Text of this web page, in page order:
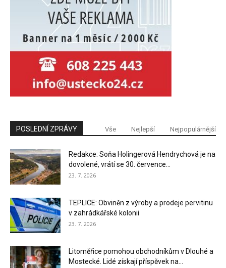
POSLEDNÍ ZPRÁVY Vše Nejlepší Nejpopulárnější
Redakce: Soňa Holingerová Hendrychová je na
dovolené, vrátí se 30. července...
23. 7. 2026
TEPLICE: Obviněn z výroby a prodeje pervitinu
v zahrádkářské kolonii
23. 7. 2026
Litoměřice pomohou obchodníkům v Dlouhé a
Mostecké. Lidé získají příspěvek na...